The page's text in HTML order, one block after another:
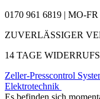
0170 961 6819 | MO-
ZUVERLÄSSIGER
14 TAGE
Zeller-Presscontrol
Elektrotechnik
Es befinden sich